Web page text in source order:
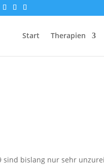
Start Therapien
bislang nur sehr